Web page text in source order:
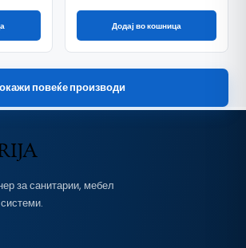
Додај во кошница
повеќе производи
за санитарии, мебел